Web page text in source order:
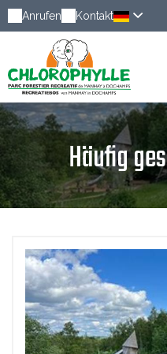
Anrufen Kontakt
Häufig